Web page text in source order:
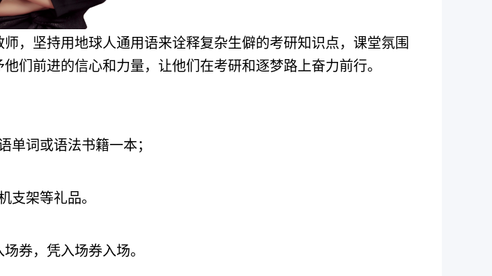
，坚持用地球人通用语来诠释复杂生僻的考研知识点，课堂氛围
们前进的信心和力量，让他们在考研和逐梦路上奋力前行。
单词或语法书籍一本；
支架等礼品。
券，凭入场券入场。